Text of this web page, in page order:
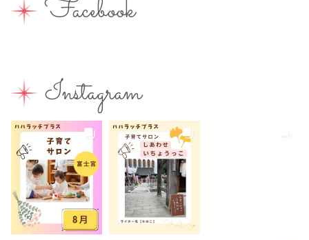
子連れ 子連れOK
富士山本宮浅間大社 小学生
屋外イベント 幼児 幼稚園 広報ふじのみや
弁当 我が家のコロナ対策 手土産
撮影スポット 有料
未就学児 水遊び 求人 洋菓子
産後ケア 病児保育 病後児保育
Facebook
Instagram